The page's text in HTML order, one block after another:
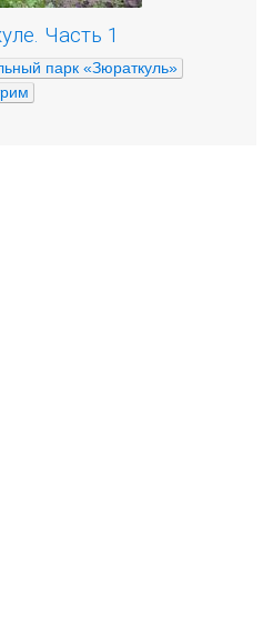
Часть 1
парк «Зюраткуль»